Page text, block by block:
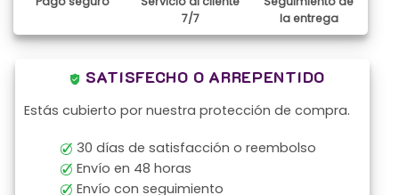
7/7
la entrega
SATISFECHO O ARREPENTIDO
Estás cubierto por nuestra protección de compra.
30 días de satisfacción o reembolso
Envío en 48 horas
Envío con seguimiento